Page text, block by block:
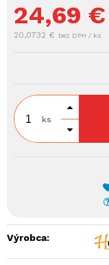
24,69 €
20,0732 € bez DPH / ks
ks
Výrobca: